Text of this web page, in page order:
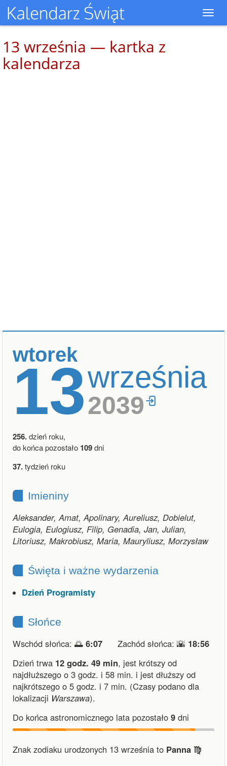
13 września — kartka z
kalendarza
wtorek
13września
2039
256.dzień roku,
do końca pozostało 109dni
37.tydzień roku
Imieniny
Aleksander, Amat, Apolinary, Aureliusz, Dobielut,
Eulogia, Eulogiusz, Filip, Genadia, Jan, Julian,
Litoriusz, Makrobiusz, Maria, Mauryliusz, Morzysław
Święta i ważne wydarzenia
Dzień Programisty
Słońce
Wschód słońca: 🌅 6:07 Zachód słońca: 🌇 18:56
Dzień trwa 12 godz. 49 min, jest krótszy od
najdłuższego o 3 godz. i 58 min. i jest dłuższy od
najkrótszego o 5 godz. i 7 min. (Czasy podano dla
lokalizacji Warszawa).
Do końca astronomicznego lata pozostało 9 dni
Znak zodiaku urodzonych 13 września to Panna ♍︎